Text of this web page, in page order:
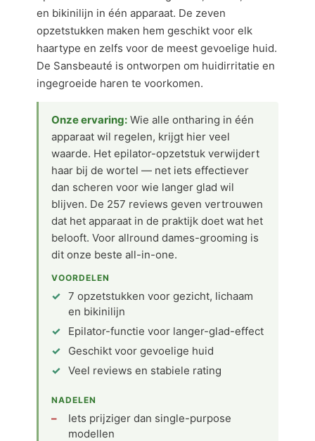
en bikinilijn in één apparaat. De zeven
opzetstukken maken hem geschikt voor elk
haartype en zelfs voor de meest gevoelige huid.
De Sansbeauté is ontworpen om huidirritatie en
ingegroeide haren te voorkomen.
Onze ervaring: Wie alle ontharing in één
apparaat wil regelen, krijgt hier veel
waarde. Het epilator-opzetstuk verwijdert
haar bij de wortel — net iets effectiever
dan scheren voor wie langer glad wil
blijven. De 257 reviews geven vertrouwen
dat het apparaat in de praktijk doet wat het
belooft. Voor allround dames-grooming is
dit onze beste all-in-one.
VOORDELEN
7 opzetstukken voor gezicht, lichaam
en bikinilijn
Epilator-functie voor langer-glad-effect
Geschikt voor gevoelige huid
Veel reviews en stabiele rating
NADELEN
Iets prijziger dan single-purpose
modellen